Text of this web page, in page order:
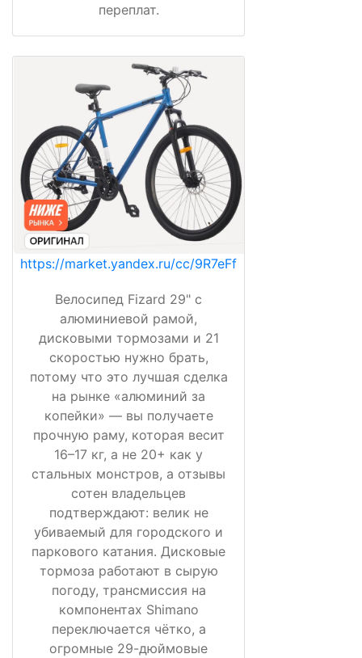
переплат.
https://market.yandex.ru/cc/9R7eFf
Велосипед Fizard 29" с
алюминиевой рамой,
дисковыми тормозами и 21
скоростью нужно брать,
потому что это лучшая сделка
на рынке «алюминий за
копейки» — вы получаете
прочную раму, которая весит
16–17 кг, а не 20+ как у
стальных монстров, а отзывы
сотен владельцев
подтверждают: велик не
убиваемый для городского и
паркового катания. Дисковые
тормоза работают в сырую
погоду, трансмиссия на
компонентах Shimano
переключается чётко, а
огромные 29-дюймовые